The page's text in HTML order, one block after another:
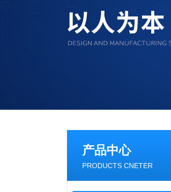
产品中心
PRODUCTS CNETER